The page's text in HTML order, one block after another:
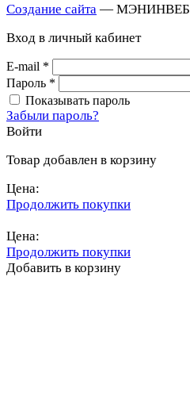
Создание сайта — МЭНИНВЕБ
Вход в личный кабинет
E-mail *
Пароль *
Показывать пароль
Забыли пароль?
Войти
Товар добавлен в корзину
Цена:
Продолжить покупки
Цена:
Продолжить покупки
Добавить в корзину